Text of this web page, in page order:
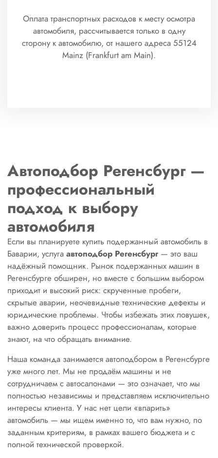
Оплата транспортных расходов к месту осмотра
автомобиля, рассчитывается только в одну
сторону к автомобилю, от нашего адреса 55124
Mainz (Frankfurt am Main).
Автоподбор Регенсбург —
профессиональный
подход к выбору
автомобиля
Если вы планируете купить подержанный автомобиль в
Баварии, услуга автоподбор Регенсбург — это ваш
надёжный помощник. Рынок подержанных машин в
Регенсбурге обширен, но вместе с большим выбором
приходит и высокий риск: скрученные пробеги,
скрытые аварии, неочевидные технические дефекты и
юридические проблемы. Чтобы избежать этих ловушек,
важно доверить процесс профессионалам, которые
знают, на что обращать внимание.
Наша команда занимается автоподбором в Регенсбурге
уже много лет. Мы не продаём машины и не
сотрудничаем с автосалонами — это означает, что мы
полностью независимы и представляем исключительно
интересы клиента. У нас нет цели «впарить»
автомобиль — мы ищем именно то, что вам нужно, по
заданным критериям, в рамках вашего бюджета и с
полной технической проверкой.